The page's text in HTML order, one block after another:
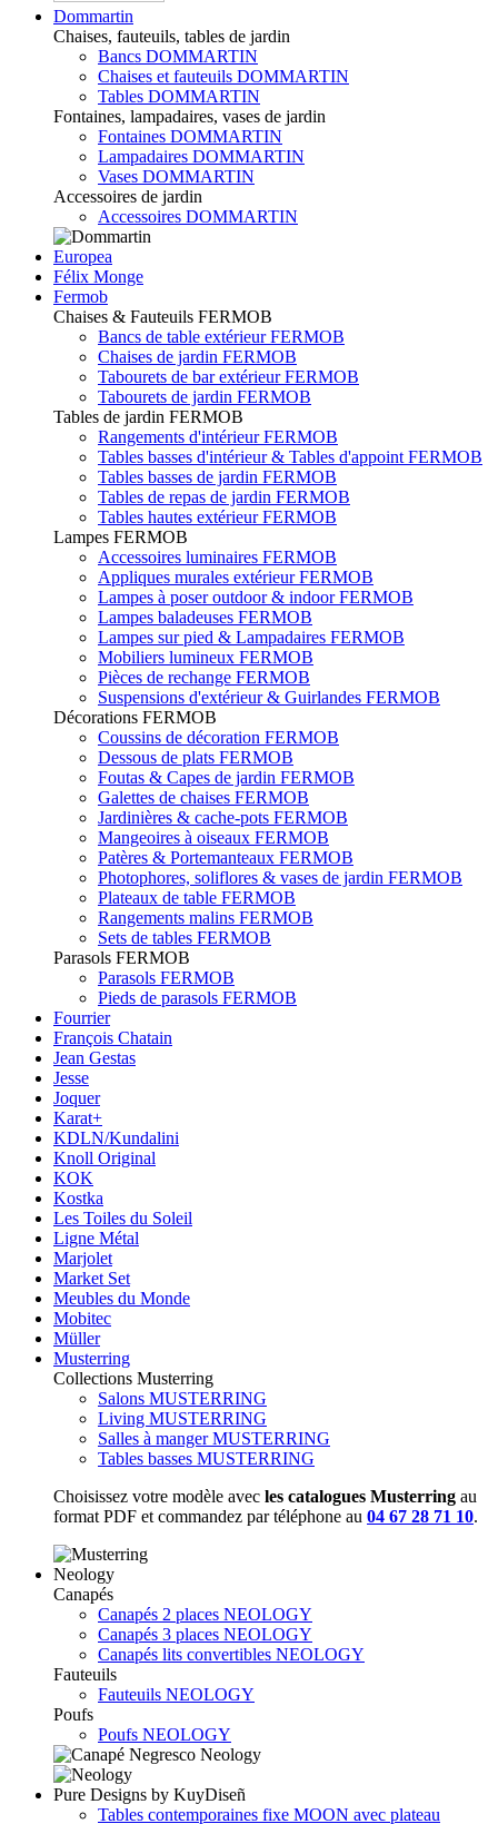
Dommartin
Chaises, fauteuils, tables de jardin
Bancs DOMMARTIN
Chaises et fauteuils DOMMARTIN
Tables DOMMARTIN
Fontaines, lampadaires, vases de jardin
Fontaines DOMMARTIN
Lampadaires DOMMARTIN
Vases DOMMARTIN
Accessoires de jardin
Accessoires DOMMARTIN
Europea
Félix Monge
Fermob
Chaises & Fauteuils FERMOB
Bancs de table extérieur FERMOB
Chaises de jardin FERMOB
Tabourets de bar extérieur FERMOB
Tabourets de jardin FERMOB
Tables de jardin FERMOB
Rangements d'intérieur FERMOB
Tables basses d'intérieur & Tables d'appoint FERMOB
Tables basses de jardin FERMOB
Tables de repas de jardin FERMOB
Tables hautes extérieur FERMOB
Lampes FERMOB
Accessoires luminaires FERMOB
Appliques murales extérieur FERMOB
Lampes à poser outdoor & indoor FERMOB
Lampes baladeuses FERMOB
Lampes sur pied & Lampadaires FERMOB
Mobiliers lumineux FERMOB
Pièces de rechange FERMOB
Suspensions d'extérieur & Guirlandes FERMOB
Décorations FERMOB
Coussins de décoration FERMOB
Dessous de plats FERMOB
Foutas & Capes de jardin FERMOB
Galettes de chaises FERMOB
Jardinières & cache-pots FERMOB
Mangeoires à oiseaux FERMOB
Patères & Portemanteaux FERMOB
Photophores, soliflores & vases de jardin FERMOB
Plateaux de table FERMOB
Rangements malins FERMOB
Sets de tables FERMOB
Parasols FERMOB
Parasols FERMOB
Pieds de parasols FERMOB
Fourrier
François Chatain
Jean Gestas
Jesse
Joquer
Karat+
KDLN/Kundalini
Knoll Original
KOK
Kostka
Les Toiles du Soleil
Ligne Métal
Marjolet
Market Set
Meubles du Monde
Mobitec
Müller
Musterring
Collections Musterring
Salons MUSTERRING
Living MUSTERRING
Salles à manger MUSTERRING
Tables basses MUSTERRING
Choisissez votre modèle avec les catalogues Musterring au
format PDF et commandez par téléphone au 04 67 28 71 10.
Neology
Canapés
Canapés 2 places NEOLOGY
Canapés 3 places NEOLOGY
Canapés lits convertibles NEOLOGY
Fauteuils
Fauteuils NEOLOGY
Poufs
Poufs NEOLOGY
Pure Designs by KuyDiseñ
Tables contemporaines fixe MOON avec plateau